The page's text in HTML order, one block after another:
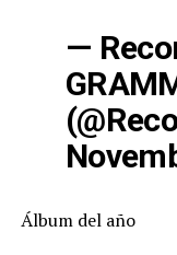
—
Álbum del año